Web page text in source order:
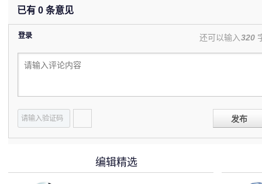
已有 0 条意见
登录 还可以输入320
发布
编辑精选